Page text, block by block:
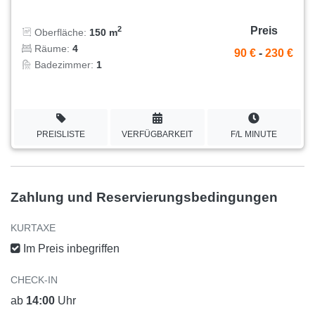
Oberfläche: 150 m2
Räume: 4
Badezimmer: 1
Preis
90 € - 230 €
PREISLISTE VERFÜGBARKEIT F/L MINUTE
Zahlung und Reservierungsbedingungen
KURTAXE
Im Preis inbegriffen
CHECK-IN
ab 14:00 Uhr